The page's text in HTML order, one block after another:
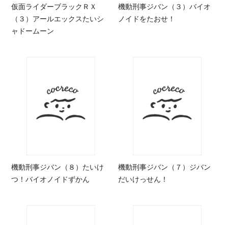
仮面ライダーブラックＲＸ
（３）アールエックスたいシ
ャドームーン
機動刑事ジバン（３）バイオ
ノイドをたおせ！
機動刑事ジバン（８）たいけ
つ！バイオノイドずかん
機動刑事ジバン（７）ジバン
だいけっせん！